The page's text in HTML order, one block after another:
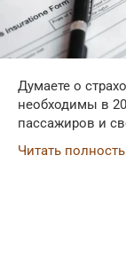
Думаете о
необходимы в
пассажиров и
Читать